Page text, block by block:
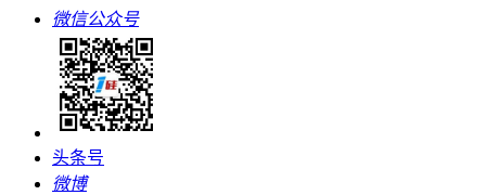
微信公众号
头条号
微博